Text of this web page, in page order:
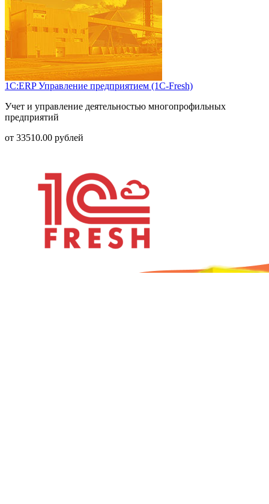
1С:ERP Управление предприятием (1С-Fresh)
Учет и управление деятельностью многопрофильных
предприятий
от 33510.00 рублей